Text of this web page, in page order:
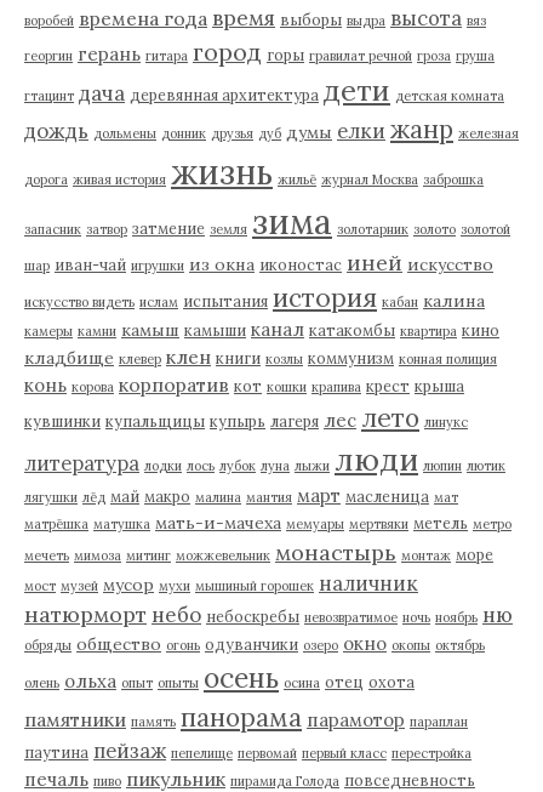
воробей времена года время выборы выдра высота вяз
георгин герань гитара город горы гравилат речной гроза груша
гтацинт дача деревянная архитектура дети детская комната
дождь дольмены донник друзья дуб думы елки жанр железная
дорога живая история жизнь жильё журнал Москва заброшка
запасник затвор затмение земля зима золотарник золото золотой
шар иван-чай игрушки из окна иконостас иней искусство
искусство видеть ислам испытания история кабан калина
камеры камни камыш камыши канал катакомбы квартира кино
кладбище клевер клен книги козлы коммунизм конная полиция
конь корова корпоратив кот кошки крапива крест крыша
кувшинки купальщицы купырь лагеря лес лето линукс
литература лодки лось лубок луна лыжи люди люпин лютик
лягушки лёд май макро малина мантия март масленица мат
матрёшка матушка мать-и-мачеха мемуары мертвяки метель метро
мечеть мимоза митинг можжевельник монастырь монтаж море
мост музей мусор мухи мышиный горошек наличник
натюрморт небо небоскребы невозвратимое ночь ноябрь ню
обряды общество огонь одуванчики озеро окно окопы октябрь
олень ольха опыт опыты осень осина отец охота
памятники память панорама парамотор параплан
паутина пейзаж пепелище первомай первый класс перестройка
печаль пиво пикульник пирамида Голода повседневность